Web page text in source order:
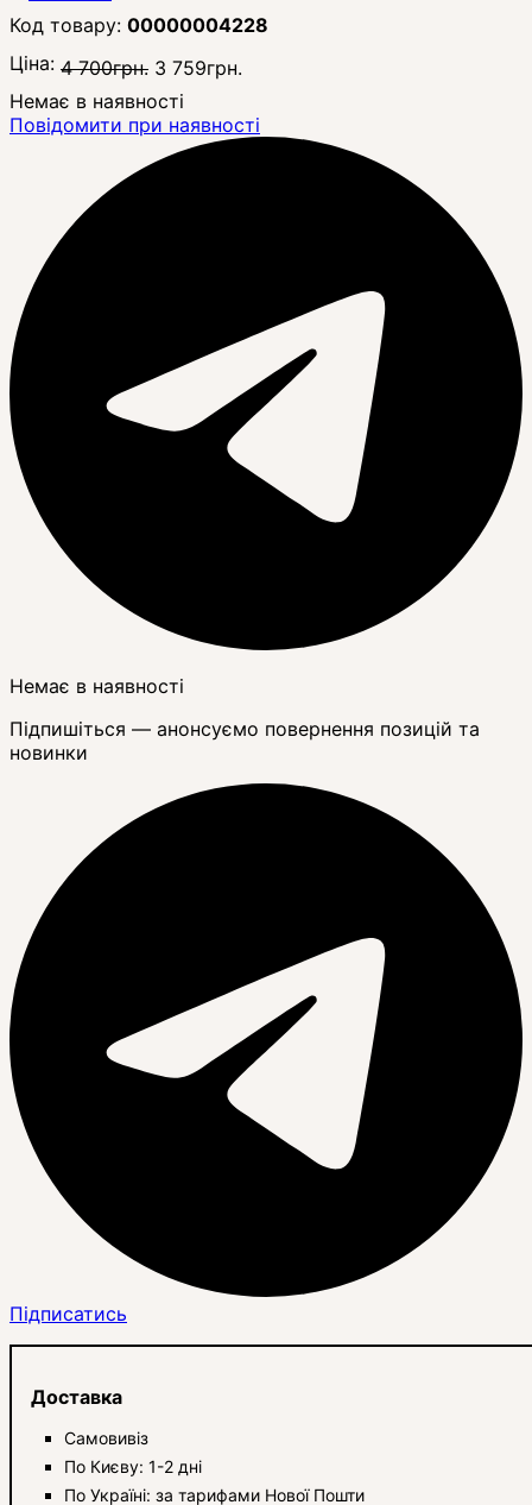
00000004228
Ціна: 4 700грн. 3 759грн.
Немає в наявності
Повідомити при наявності
Немає в наявності
Підпишіться — анонсуємо повернення позицій та
новинки
Підписатись
Доставка
Самовивіз
По Києву: 1-2 дні
По Україні: за тарифами Нової Пошти